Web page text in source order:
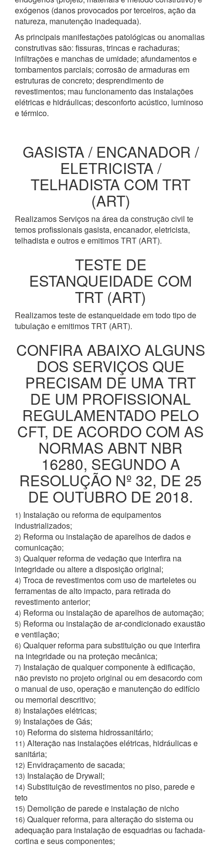
exógenos (danos provocados por terceiros, ação da
natureza, manutenção inadequada).
As principais manifestações patológicas ou anomalias
construtivas são: fissuras, trincas e rachaduras;
infiltrações e manchas de umidade; afundamentos e
tombamentos parciais; corrosão de armaduras em
estruturas de concreto; desprendimento de
revestimentos; mau funcionamento das instalações
elétricas e hidráulicas; desconforto acústico, luminoso
e térmico.
GASISTA / ENCANADOR /
ELETRICISTA /
TELHADISTA COM TRT
(ART)
Realizamos Serviços na área da construção civil te
temos profissionais gasista, encanador, eletricista,
telhadista e outros e emitimos TRT (ART).
TESTE DE
ESTANQUEIDADE COM
TRT (ART)
Realizamos teste de estanqueidade em todo tipo de
tubulação e emitimos TRT (ART).
CONFIRA ABAIXO ALGUNS
DOS SERVIÇOS QUE
PRECISAM DE UMA TRT
DE UM PROFISSIONAL
REGULAMENTADO PELO
CFT, DE ACORDO COM AS
NORMAS ABNT NBR
16280, SEGUNDO A
RESOLUÇÃO Nº 32, DE 25
DE OUTUBRO DE 2018.
1) Instalação ou reforma de equipamentos
industrializados;
2) Reforma ou instalação de aparelhos de dados e
comunicação;
3) Qualquer reforma de vedação que interfira na
integridade ou altere a disposição original;
4) Troca de revestimentos com uso de marteletes ou
ferramentas de alto impacto, para retirada do
revestimento anterior;
4) Reforma ou instalação de aparelhos de automação;
5) Reforma ou instalação de ar-condicionado exaustão
e ventilação;
6) Qualquer reforma para substituição ou que interfira
na integridade ou na proteção mecânica;
7) Instalação de qualquer componente à edificação,
não previsto no projeto original ou em desacordo com
o manual de uso, operação e manutenção do edifício
ou memorial descritivo;
8) Instalações elétricas;
9) Instalações de Gás;
10) Reforma do sistema hidrossanitário;
11) Alteração nas instalações elétricas, hidráulicas e
sanitária;
12) Envidraçamento de sacada;
13) Instalação de Drywall;
14) Substituição de revestimentos no piso, parede e
teto
15) Demolição de parede e instalação de nicho
16) Qualquer reforma, para alteração do sistema ou
adequação para instalação de esquadrias ou fachada-
cortina e seus componentes;